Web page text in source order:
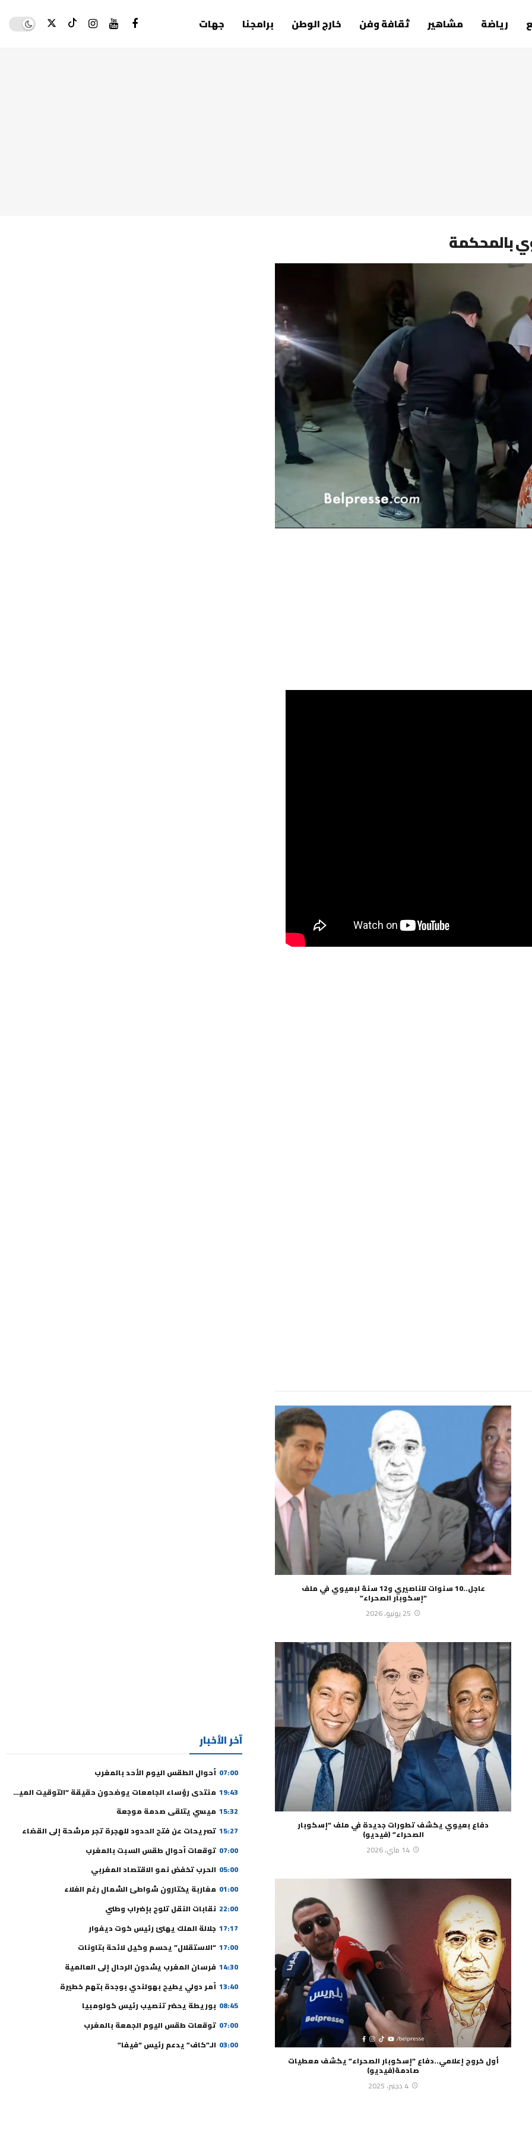
رياضة مشاهير ثقافة وفن خارج الوطن برامجنا جهات mode
بالمحكمة
عاجل..10 سنوات للناصيري و12 سنة لبعيوي في ملف
“إسكوبار الصحراء”
25 يونيو، 2026
دفاع بعيوي يكشف تطورات جديدة في ملف “إسكوبار
الصحراء” (فيديو)
14 ماي، 2026
أول خروج إعلامي..دفاع “إسكوبار الصحراء” يكشف معطيات
صادمة(فيديو)
4 دجنبر، 2025
آخر الأخبار
07:00 أحوال الطقس اليوم الأحد بالمغرب
19:43 منتدى رؤساء الجامعات يوضحون حقيقة “التوقيت الميسر” ورسوم التسجيل
15:32 ميسي يتلقى صدمة موجعة
15:27 تصريحات عن فتح الحدود للهجرة تجر مرشحة إلى القضاء
07:00 توقعات أحوال طقس السبت بالمغرب
05:00 الحرب تخفض نمو الاقتصاد المغربي
01:00 مغاربة يختارون شواطئ الشمال رغم الغلاء
22:00 نقابات النقل تلوح بإضراب وطني
17:17 جلالة الملك يهنئ رئيس كوت ديفوار
17:00 “الاستقلال” يحسم وكيل لائحة بتاونات
14:30 فرسان المغرب يشدون الرحال إلى العالمية
13:40 أمر دولي يطيح بهولندي بوجدة بتهم خطيرة
08:45 بوريطة يحضر تنصيب رئيس كولومبيا
07:00 توقعات طقس اليوم الجمعة بالمغرب
03:00 الـ”كاف” يدعم رئيس “فيفا”